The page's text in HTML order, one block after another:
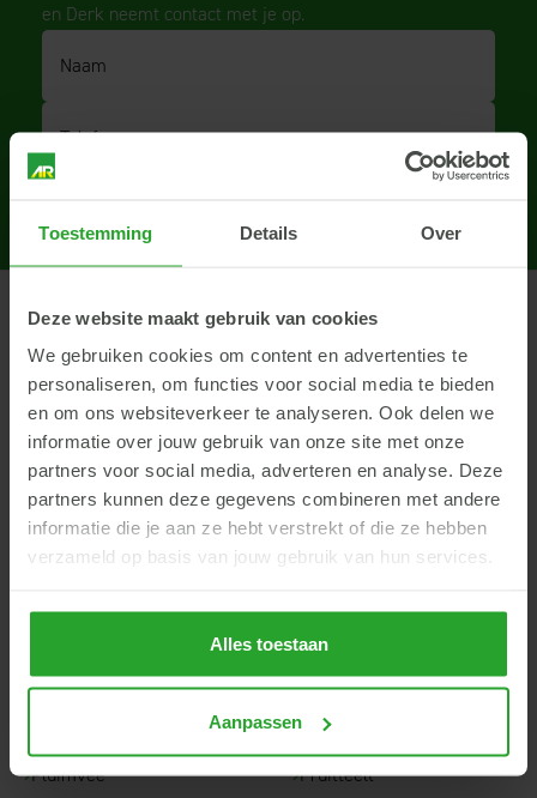
Toestemming Details Over
Deze website maakt gebruik van cookies
We gebruiken cookies om content en advertenties te
personaliseren, om functies voor social media te bieden
en om ons websiteverkeer te analyseren. Ook delen we
informatie over jouw gebruik van onze site met onze
partners voor social media, adverteren en analyse. Deze
partners kunnen deze gegevens combineren met andere
informatie die je aan ze hebt verstrekt of die ze hebben
verzameld op basis van jouw gebruik van hun services.
Alles toestaan
Aanpassen
en Derk neemt contact met je op.
Naam
Telefoonnummer
AgruniekRijnvallei
Hoofdkantoor
Rijnhaven 14
6702 DT Wageningen
info@argroep.nl
Contact
Pluimvee
Ruwvoerteelt
Fruitteelt